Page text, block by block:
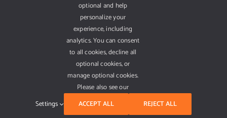
© 2012 - 2019 •Avadais aWebsite BuilderforWordPressand
optional and help
personalize your
experience, including
analytics. You can consent
to all cookies, decline all
optional cookies, or
manage optional cookies.
Please also see our
Settings ACCEPT ALL REJECT ALL